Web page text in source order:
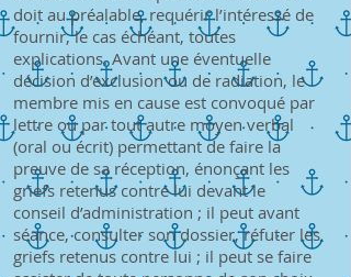
doit au préalable, requérir l’intéressé de
fournir, le cas échéant, toutes
explications. Avant une éventuelle
décision d’exclusion ou de radiation, le
membre mis en cause est convoqué par
lettre ou par tout autre moyen verbal
(oral ou écrit) permettant de faire la
preuve de sa réception, énonçant les
griefs retenus contre lui devant le
conseil d’administration ; il peut avant
séance, consulter son dossier, réfuter les
griefs retenus contre lui ; il peut se faire